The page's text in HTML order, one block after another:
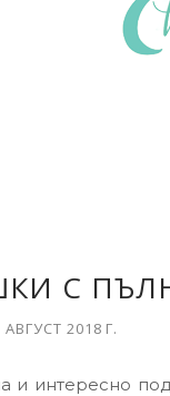
С
АВГУСТ 2018 Г.
и интересно